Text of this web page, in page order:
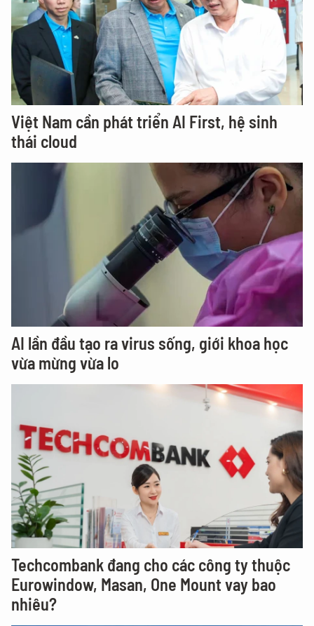
Việt Nam cần phát triển AI First, hệ sinh
thái cloud
AI lần đầu tạo ra virus sống, giới khoa học
vừa mừng vừa lo
Techcombank đang cho các công ty thuộc
Eurowindow, Masan, One Mount vay bao
nhiêu?